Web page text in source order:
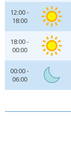
12:00 -
18:00
18:00 -
00:00
00:00 -
06:00